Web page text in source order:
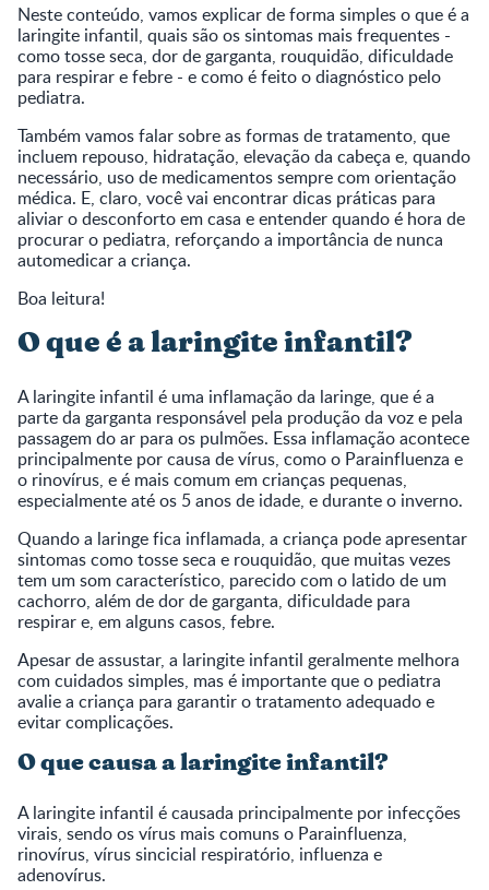
Neste conteúdo, vamos explicar de forma simples o que é a
laringite infantil, quais são os sintomas mais frequentes -
como tosse seca, dor de garganta, rouquidão, dificuldade
para respirar e febre - e como é feito o diagnóstico pelo
pediatra.
Também vamos falar sobre as formas de tratamento, que
incluem repouso, hidratação, elevação da cabeça e, quando
necessário, uso de medicamentos sempre com orientação
médica. E, claro, você vai encontrar dicas práticas para
aliviar o desconforto em casa e entender quando é hora de
procurar o pediatra, reforçando a importância de nunca
automedicar a criança.
Boa leitura!
O que é a laringite infantil?
A laringite infantil é uma inflamação da laringe, que é a
parte da garganta responsável pela produção da voz e pela
passagem do ar para os pulmões. Essa inflamação acontece
principalmente por causa de vírus, como o Parainfluenza e
o rinovírus, e é mais comum em crianças pequenas,
especialmente até os 5 anos de idade, e durante o inverno.
Quando a laringe fica inflamada, a criança pode apresentar
sintomas como tosse seca e rouquidão, que muitas vezes
tem um som característico, parecido com o latido de um
cachorro, além de dor de garganta, dificuldade para
respirar e, em alguns casos, febre.
Apesar de assustar, a laringite infantil geralmente melhora
com cuidados simples, mas é importante que o pediatra
avalie a criança para garantir o tratamento adequado e
evitar complicações.
O que causa a laringite infantil?
A laringite infantil é causada principalmente por infecções
virais, sendo os vírus mais comuns o Parainfluenza,
rinovírus, vírus sincicial respiratório, influenza e
adenovírus.